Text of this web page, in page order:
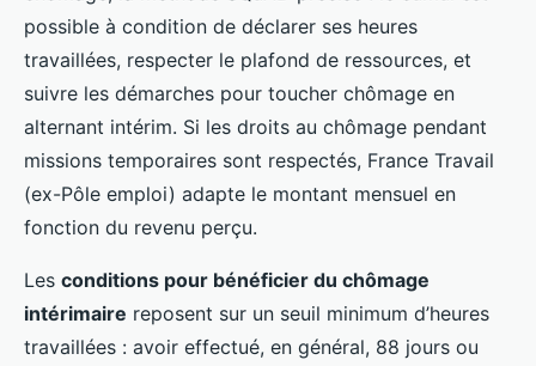
possible à condition de déclarer ses heures
travaillées, respecter le plafond de ressources, et
suivre les démarches pour toucher chômage en
alternant intérim. Si les droits au chômage pendant
missions temporaires sont respectés, France Travail
(ex-Pôle emploi) adapte le montant mensuel en
fonction du revenu perçu.
Les conditions pour bénéficier du chômage
intérimaire reposent sur un seuil minimum d’heures
travaillées : avoir effectué, en général, 88 jours ou